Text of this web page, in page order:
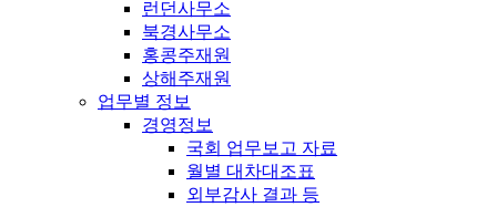
런던사무소
북경사무소
홍콩주재원
상해주재원
업무별 정보
경영정보
국회 업무보고 자료
월별 대차대조표
외부감사 결과 등